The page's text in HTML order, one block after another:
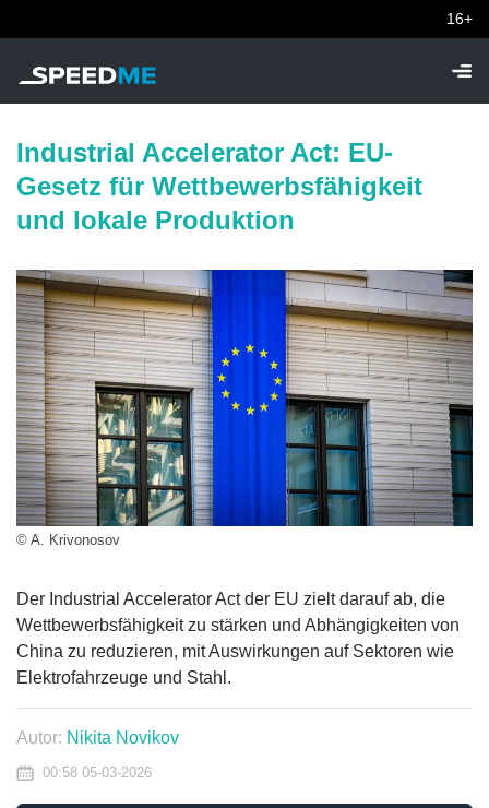
16+
Industrial Accelerator Act: EU-
Gesetz für Wettbewerbsfähigkeit
und lokale Produktion
© A. Krivonosov
Der Industrial Accelerator Act der EU zielt darauf ab, die
Wettbewerbsfähigkeit zu stärken und Abhängigkeiten von
China zu reduzieren, mit Auswirkungen auf Sektoren wie
Elektrofahrzeuge und Stahl.
Autor: Nikita Novikov
00:58 05-03-2026